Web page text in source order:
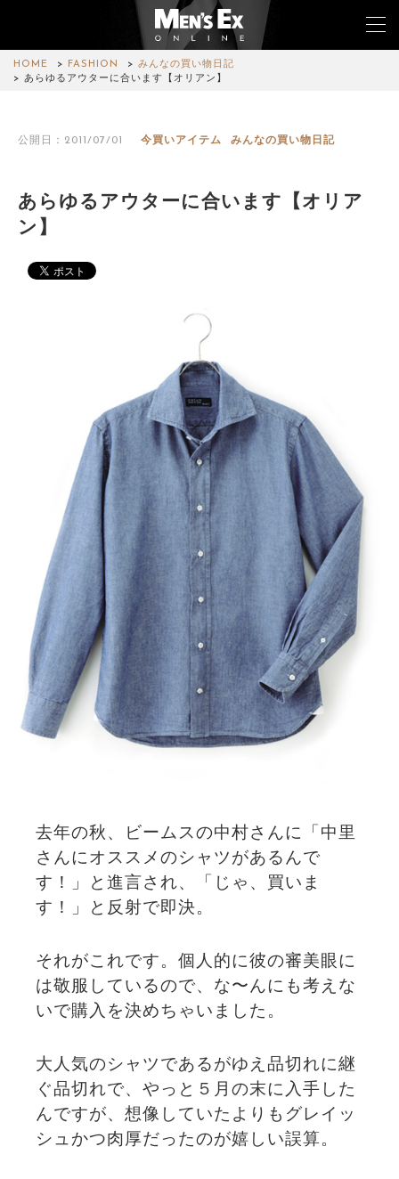
HOME FASHION
みんなの買い物日記
あらゆるアウターに合います【オリアン】
公開日：2011/07/01 今買いアイテム みんなの買い物日記
あらゆるアウターに合います【オリア
ン】
去年の秋、ビームスの中村さんに「中里
さんにオススメのシャツがあるんで
す！」と進言され、「じゃ、買いま
す！」と反射で即決。
それがこれです。個人的に彼の審美眼に
は敬服しているので、な〜んにも考えな
いで購入を決めちゃいました。
大人気のシャツであるがゆえ品切れに継
ぐ品切れで、やっと５月の末に入手した
んですが、想像していたよりもグレイッ
シュかつ肉厚だったのが嬉しい誤算。
WATCH
CAR&BIKE
LIFESTYLE
サイトマップ